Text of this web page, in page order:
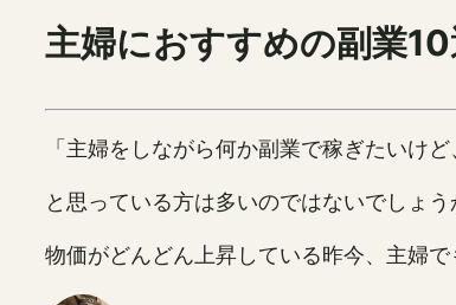
主婦におすすめの副業
「主婦をしながら何か副業で稼ぎたいけ
と思っている方は多いのではないでしょう
物価がどんどん上昇している昨今、主婦